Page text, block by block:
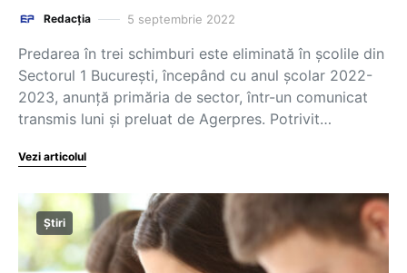
Redacția 5 septembrie 2022
Predarea în trei schimburi este eliminată în școlile din
Sectorul 1 București, începând cu anul școlar 2022-
2023, anunță primăria de sector, într-un comunicat
transmis luni și preluat de Agerpres. Potrivit…
Vezi articolul
Știri